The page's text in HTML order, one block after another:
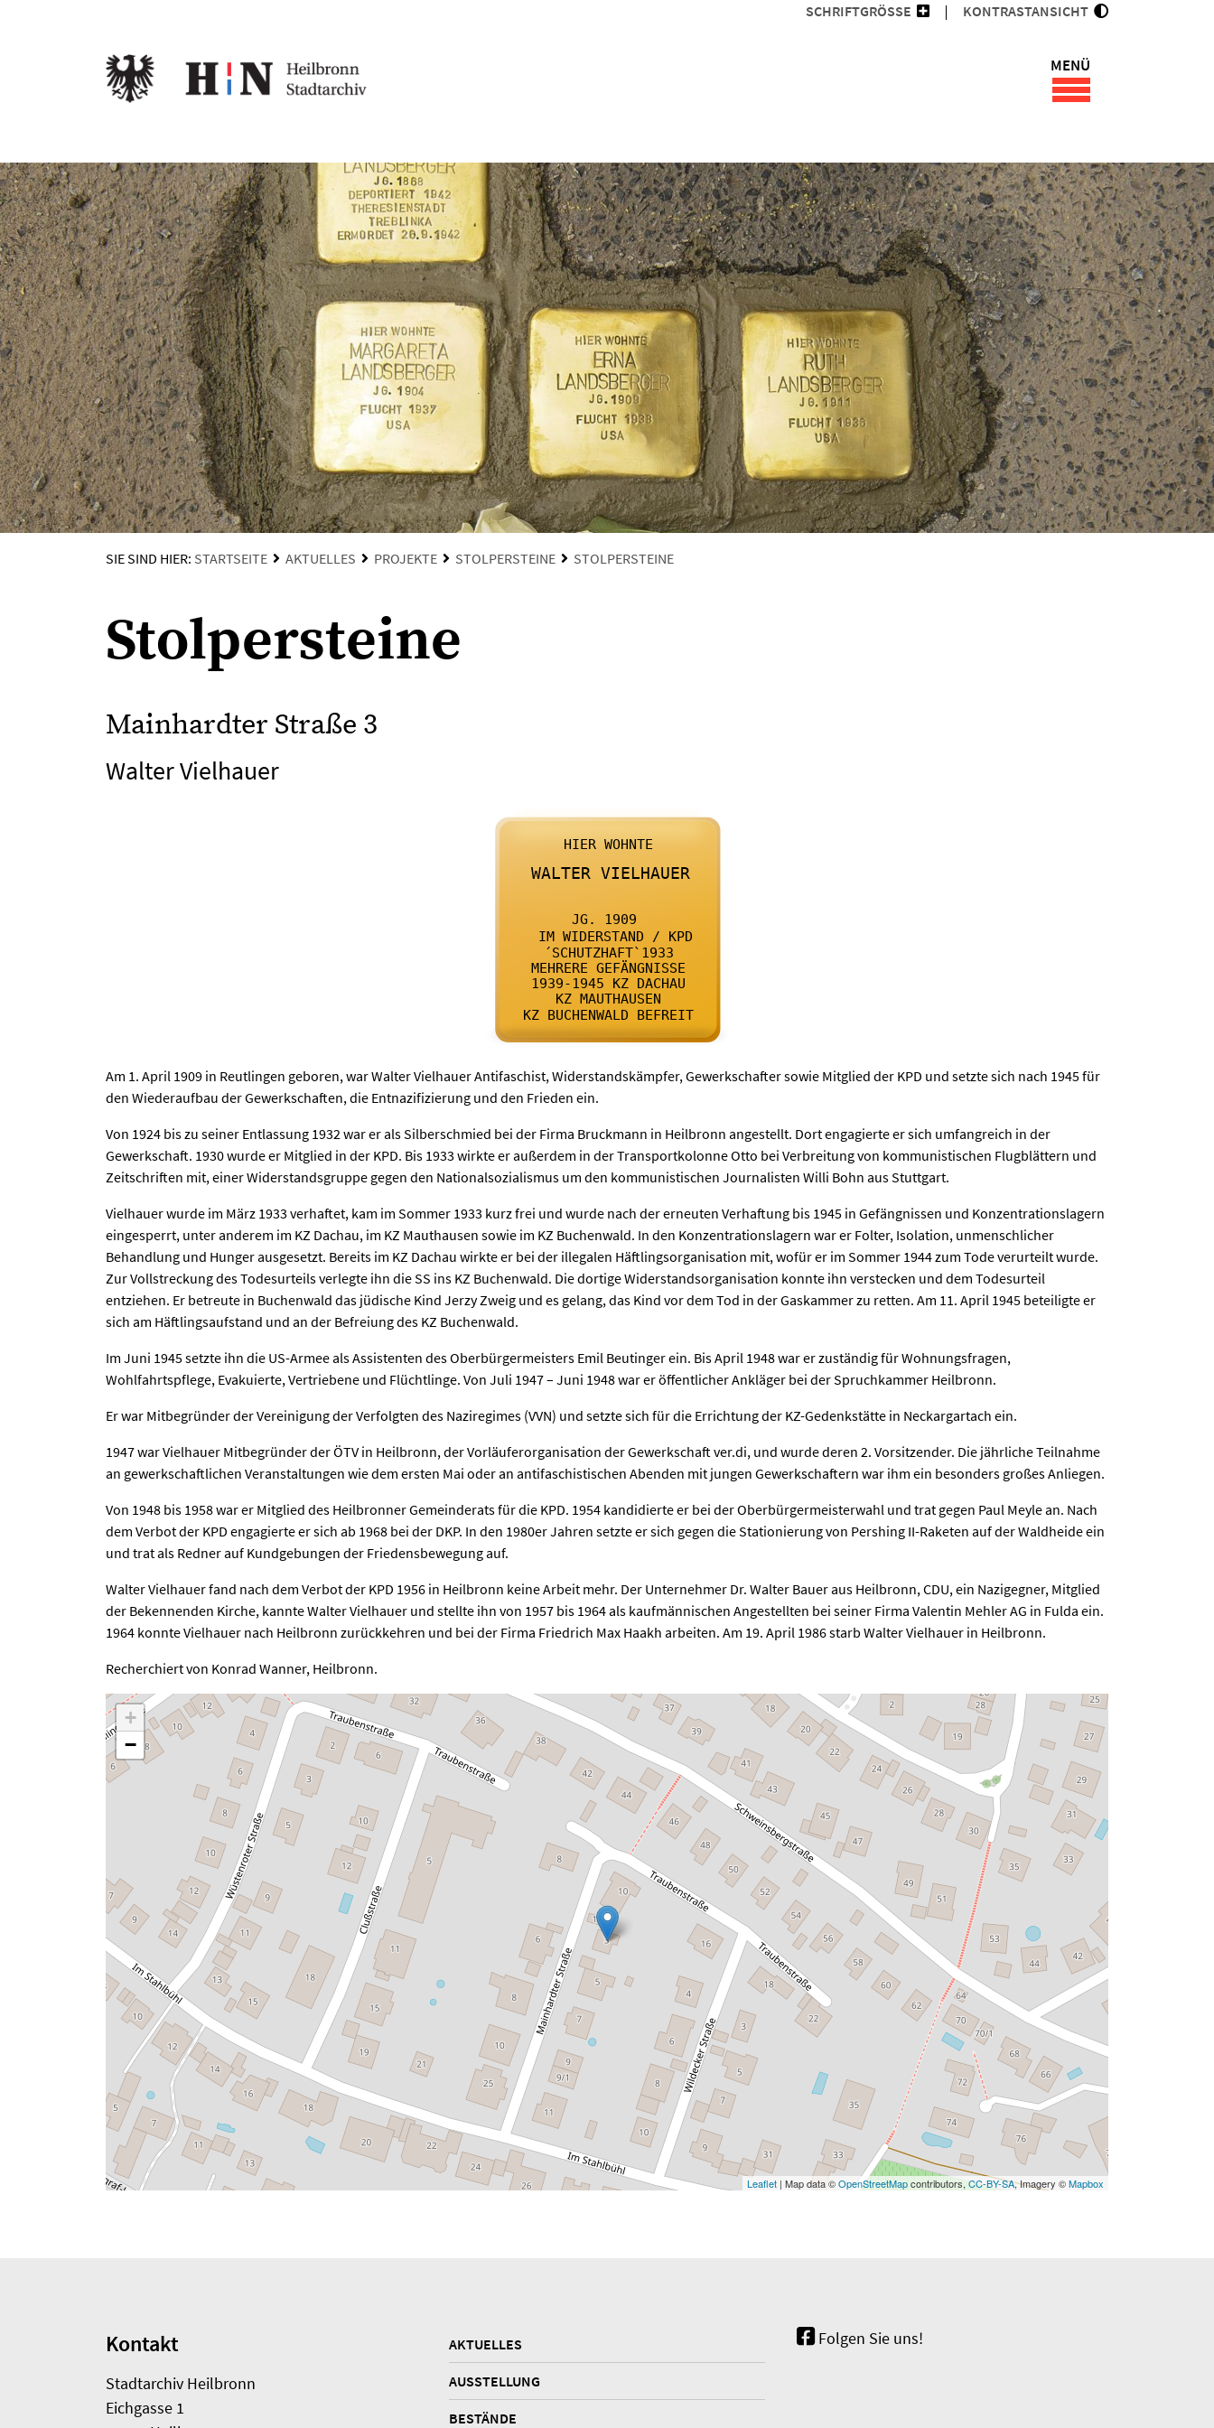
SCHRIFTGRÖSSE KONTRASTANSICHT
MENÜ
SIE SIND HIER: STARTSEITE AKTUELLES PROJEKTE STOLPERSTEINE STOLPERSTEINE
Stolpersteine
Mainhardter Straße 3
Walter Vielhauer
HIER WOHNTE
WALTER VIELHAUER
JG. 1909
IM WIDERSTAND / KPD
´SCHUTZHAFT`1933
MEHRERE GEFÄNGNISSE
1939-1945 KZ DACHAU
KZ MAUTHAUSEN
KZ BUCHENWALD BEFREIT
Am 1. April 1909 in Reutlingen geboren, war Walter Vielhauer Antifaschist, Widerstandskämpfer, Gewerkschafter sowie Mitglied der KPD und setzte sich nach 1945 für
den Wiederaufbau der Gewerkschaften, die Entnazifizierung und den Frieden ein.
Von 1924 bis zu seiner Entlassung 1932 war er als Silberschmied bei der Firma Bruckmann in Heilbronn angestellt. Dort engagierte er sich umfangreich in der
Gewerkschaft. 1930 wurde er Mitglied in der KPD. Bis 1933 wirkte er außerdem in der Transportkolonne Otto bei Verbreitung von kommunistischen Flugblättern und
Zeitschriften mit, einer Widerstandsgruppe gegen den Nationalsozialismus um den kommunistischen Journalisten Willi Bohn aus Stuttgart.
Vielhauer wurde im März 1933 verhaftet, kam im Sommer 1933 kurz frei und wurde nach der erneuten Verhaftung bis 1945 in Gefängnissen und Konzentrationslagern
eingesperrt, unter anderem im KZ Dachau, im KZ Mauthausen sowie im KZ Buchenwald. In den Konzentrationslagern war er Folter, Isolation, unmenschlicher
Behandlung und Hunger ausgesetzt. Bereits im KZ Dachau wirkte er bei der illegalen Häftlingsorganisation mit, wofür er im Sommer 1944 zum Tode verurteilt wurde.
Zur Vollstreckung des Todesurteils verlegte ihn die SS ins KZ Buchenwald. Die dortige Widerstandsorganisation konnte ihn verstecken und dem Todesurteil
entziehen. Er betreute in Buchenwald das jüdische Kind Jerzy Zweig und es gelang, das Kind vor dem Tod in der Gaskammer zu retten. Am 11. April 1945 beteiligte er
sich am Häftlingsaufstand und an der Befreiung des KZ Buchenwald.
Im Juni 1945 setzte ihn die US-Armee als Assistenten des Oberbürgermeisters Emil Beutinger ein. Bis April 1948 war er zuständig für Wohnungsfragen,
Wohlfahrtspflege, Evakuierte, Vertriebene und Flüchtlinge. Von Juli 1947 – Juni 1948 war er öffentlicher Ankläger bei der Spruchkammer Heilbronn.
Er war Mitbegründer der Vereinigung der Verfolgten des Naziregimes (VVN) und setzte sich für die Errichtung der KZ-Gedenkstätte in Neckargartach ein.
1947 war Vielhauer Mitbegründer der ÖTV in Heilbronn, der Vorläuferorganisation der Gewerkschaft ver.di, und wurde deren 2. Vorsitzender. Die jährliche Teilnahme
an gewerkschaftlichen Veranstaltungen wie dem ersten Mai oder an antifaschistischen Abenden mit jungen Gewerkschaftern war ihm ein besonders großes Anliegen.
Von 1948 bis 1958 war er Mitglied des Heilbronner Gemeinderats für die KPD. 1954 kandidierte er bei der Oberbürgermeisterwahl und trat gegen Paul Meyle an. Nach
dem Verbot der KPD engagierte er sich ab 1968 bei der DKP. In den 1980er Jahren setzte er sich gegen die Stationierung von Pershing II-Raketen auf der Waldheide ein
und trat als Redner auf Kundgebungen der Friedensbewegung auf.
Walter Vielhauer fand nach dem Verbot der KPD 1956 in Heilbronn keine Arbeit mehr. Der Unternehmer Dr. Walter Bauer aus Heilbronn, CDU, ein Nazigegner, Mitglied
der Bekennenden Kirche, kannte Walter Vielhauer und stellte ihn von 1957 bis 1964 als kaufmännischen Angestellten bei seiner Firma Valentin Mehler AG in Fulda ein.
1964 konnte Vielhauer nach Heilbronn zurückkehren und bei der Firma Friedrich Max Haakh arbeiten. Am 19. April 1986 starb Walter Vielhauer in Heilbronn.
Recherchiert von Konrad Wanner, Heilbronn.
+
−
Leaflet | Map data ©OpenStreetMapcontributors,CC-BY-SA, Imagery ©Mapbox
Kontakt
Stadtarchiv Heilbronn
Eichgasse 1
AKTUELLES
AUSSTELLUNG
BESTÄNDE
Folgen Sie uns!